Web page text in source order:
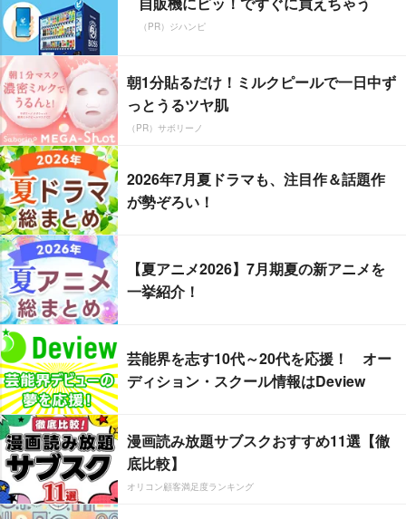
（PR）ジハンピ
朝1分貼るだけ！ミルクピールで一日中ず
っとうるツヤ肌
（PR）サボリーノ
2026年7月夏ドラマも、注目作＆話題作
が勢ぞろい！
【夏アニメ2026】7月期夏の新アニメを
一挙紹介！
芸能界を志す10代～20代を応援！ オー
ディション・スクール情報はDeview
漫画読み放題サブスクおすすめ11選【徹
底比較】
オリコン顧客満足度ランキング